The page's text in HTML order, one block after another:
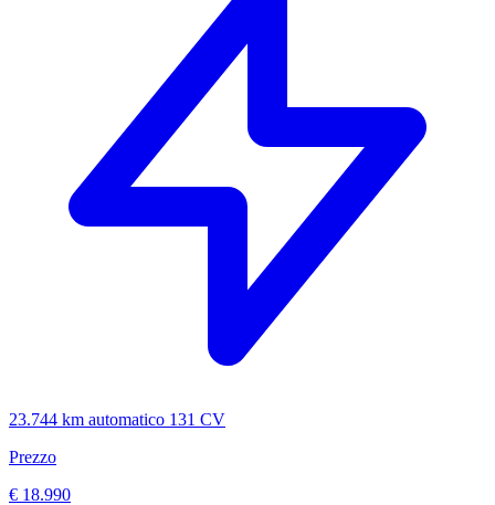
23.744 km automatico 131 CV
Prezzo
€ 18.990